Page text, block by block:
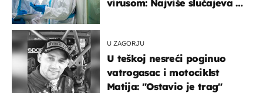
virusom: Najviše slučajeva u
U ZAGORJU
U teškoj nesreći poginuo
vatrogasac i motociklst
Matija: "Ostavio je trag"